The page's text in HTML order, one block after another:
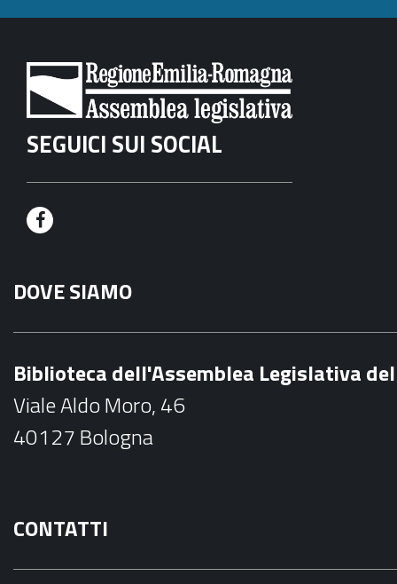
SEGUICI SUI SOCIAL
F
c
e
o
k
DOVE SIAMO
Biblioteca dell'Assemblea Legislativa
Viale Aldo Moro, 46
40127 Bologna
CONTATTI